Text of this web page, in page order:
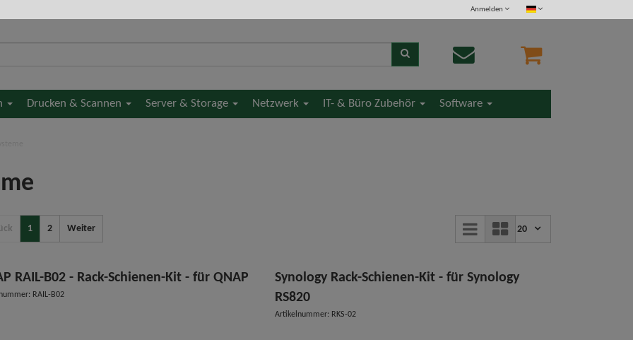
Anmelden
Drucken & Scannen Server & Storage Netzwerk IT- & Büro Zubehör Software
1 2 Weiter 20
RAIL-B02 - Rack-Schienen-Kit - für QNAP
RAIL-B02
Synology Rack-Schienen-Kit - für Synology
RS820
Artikelnummer: RKS-02